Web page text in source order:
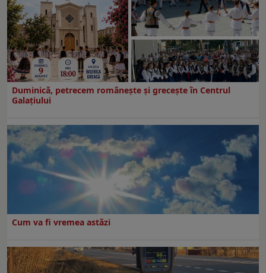
Duminică, petrecem româneşte şi greceşte în Centrul
Galaţiului
Cum va fi vremea astăzi